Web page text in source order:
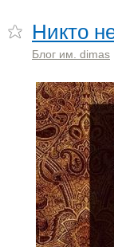
Никто
Блог им. dimas